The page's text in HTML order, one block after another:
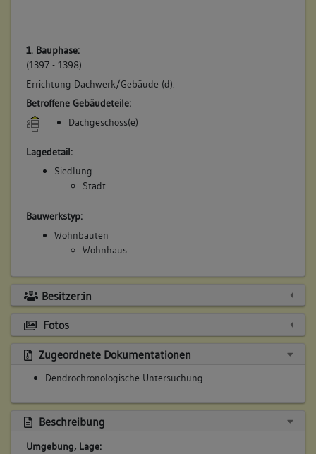
1. Bauphase:
(1397 - 1398)
Errichtung Dachwerk/Gebäude (d).
Betroffene Gebäudeteile:
Dachgeschoss(e)
Lagedetail:
Siedlung
Stadt
Bauwerkstyp:
Wohnbauten
Wohnhaus
Besitzer:in
Fotos
Zugeordnete Dokumentationen
Dendrochronologische Untersuchung
Beschreibung
Umgebung, Lage: